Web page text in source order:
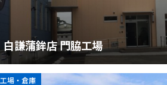
白謙蒲鉾店 門脇工場
工場・倉庫